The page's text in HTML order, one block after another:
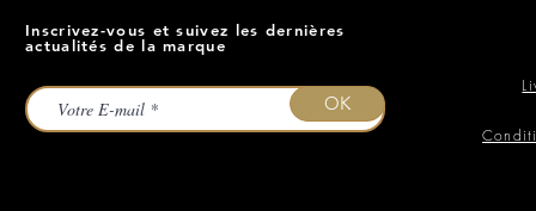
Inscrivez-vous et suivez les dernières
actualités de la marque
OK